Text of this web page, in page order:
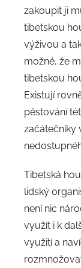
zakoupit ji
tibetskou
výživou a
možné, že
tibetskou
Existují
pěstování
začátečníky
Tibetská
lidský
není nic
využít i k
využití a